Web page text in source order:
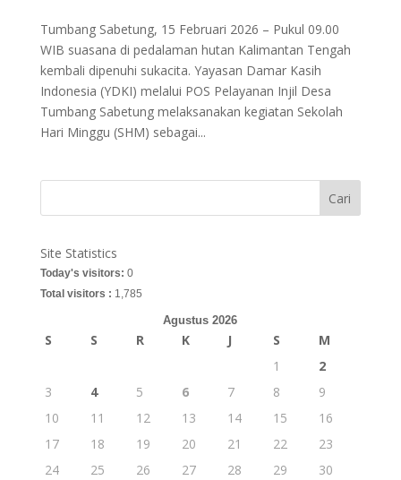
Tumbang Sabetung, 15 Februari 2026 – Pukul 09.00
WIB suasana di pedalaman hutan Kalimantan Tengah
kembali dipenuhi sukacita. Yayasan Damar Kasih
Indonesia (YDKI) melalui POS Pelayanan Injil Desa
Tumbang Sabetung melaksanakan kegiatan Sekolah
Hari Minggu (SHM) sebagai...
Cari
Site Statistics
Today's visitors: 0
Total visitors : 1,785
Agustus 2026
S S R K J S
M
1
2
3
4 5 6 7 8
9
10
11 12 13 14 15
16
17
18 19 20 21 22
23
24
25 26 27 28 29
30